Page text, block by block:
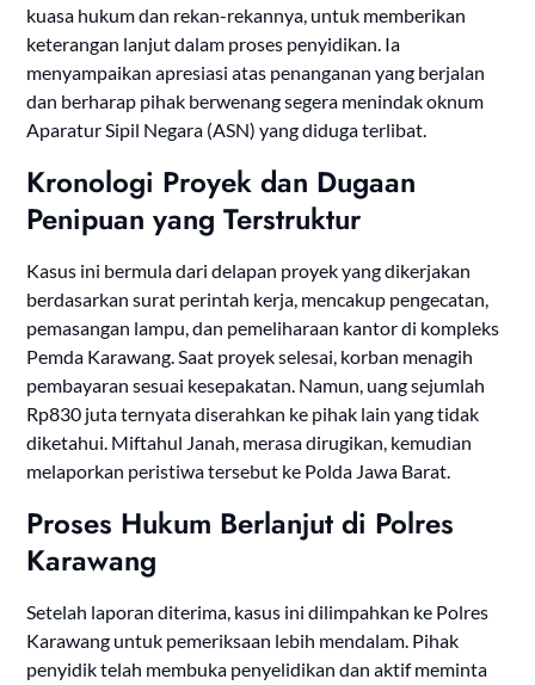
kuasa hukum dan rekan-rekannya, untuk memberikan
keterangan lanjut dalam proses penyidikan. Ia
menyampaikan apresiasi atas penanganan yang berjalan
dan berharap pihak berwenang segera menindak oknum
Aparatur Sipil Negara (ASN) yang diduga terlibat.
Kronologi Proyek dan Dugaan
Penipuan yang Terstruktur
Kasus ini bermula dari delapan proyek yang dikerjakan
berdasarkan surat perintah kerja, mencakup pengecatan,
pemasangan lampu, dan pemeliharaan kantor di kompleks
Pemda Karawang. Saat proyek selesai, korban menagih
pembayaran sesuai kesepakatan. Namun, uang sejumlah
Rp830 juta ternyata diserahkan ke pihak lain yang tidak
diketahui. Miftahul Janah, merasa dirugikan, kemudian
melaporkan peristiwa tersebut ke Polda Jawa Barat.
Proses Hukum Berlanjut di Polres
Karawang
Setelah laporan diterima, kasus ini dilimpahkan ke Polres
Karawang untuk pemeriksaan lebih mendalam. Pihak
penyidik telah membuka penyelidikan dan aktif meminta